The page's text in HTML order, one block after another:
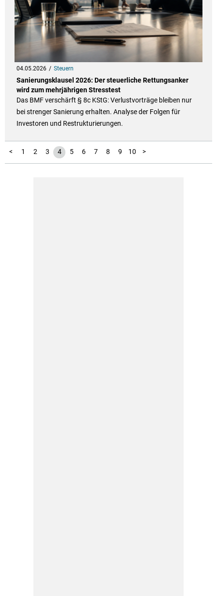
04.05.2026 Steuern
Sanierungsklausel 2026: Der steuerliche Rettungsanker
wird zum mehrjährigen Stresstest
Das BMF verschärft § 8c KStG: Verlustvorträge bleiben nur
bei strenger Sanierung erhalten. Analyse der Folgen für
Investoren und Restrukturierungen.
< 1 2 3 4 5 6 7 8 9 10
11
12
13
14
15
16
17
18
19
20
21
22
23
24
25
26
27
28
29
30
31
32
33
34
35
36
37
38
39
40
41
42
43
44
45
46
47
48
49
50
51
52 >